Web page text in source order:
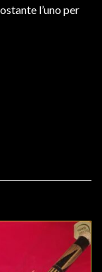
l’uno per